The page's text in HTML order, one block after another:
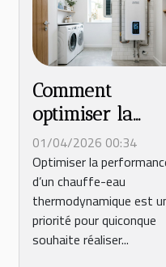
Comment
optimiser la
performance de
votre chauffe-
?
01/04/2026 00:34
Optimiser la
d’un chauffe-eau
thermodynamique est
priorité pour quiconque
souhaite réaliser...